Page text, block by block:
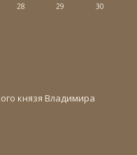
28 29
30
князя Владимира